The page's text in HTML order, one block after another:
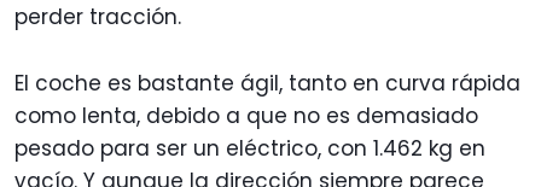
perder tracción.
El coche es bastante ágil, tanto en curva rápida
como lenta, debido a que no es demasiado
pesado para ser un eléctrico, con 1.462 kg en
vacío. Y aunque la dirección siempre parece